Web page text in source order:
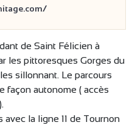
de Saint Félicien à
les pittoresques Gorges du
sillonnant. Le parcours
façon autonome ( accès
la ligne 11 de Tournon